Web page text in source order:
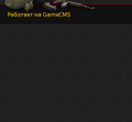
Работает на GameCMS